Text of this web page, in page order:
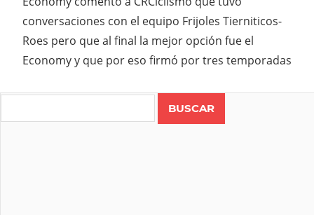
conversaciones con el equipo Frijoles Tierniticos-
Roes pero que al final la mejor opción fue el
Economy y que por eso firmó por tres temporadas